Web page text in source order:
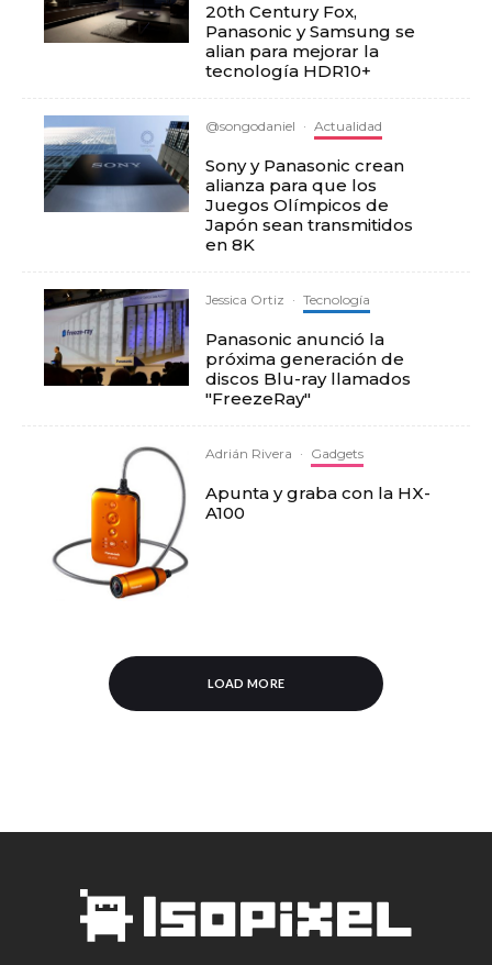
20th Century Fox,
Panasonic y Samsung se
alian para mejorar la
tecnología HDR10+
@songodaniel · Actualidad
Sony y Panasonic crean
alianza para que los
Juegos Olímpicos de
Japón sean transmitidos
en 8K
Jessica Ortiz · Tecnología
Panasonic anunció la
próxima generación de
discos Blu-ray llamados
"FreezeRay"
Adrián Rivera · Gadgets
Apunta y graba con la HX-
A100
LOAD MORE